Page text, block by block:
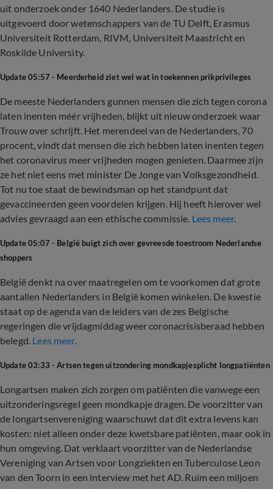
uit onderzoek onder 1640 Nederlanders. De studie is
uitgevoerd door wetenschappers van de TU Delft, Erasmus
Universiteit Rotterdam, RIVM, Universiteit Maastricht en
Roskilde University.
Update 05:57 - Meerderheid ziet wel wat in toekennen prikprivileges
De meeste Nederlanders gunnen mensen die zich tegen corona
laten inenten méér vrijheden, blijkt uit nieuw onderzoek waar
Trouw over schrijft. Het merendeel van de Nederlanders, 70
procent, vindt dat mensen die zich hebben laten inenten tegen
het coronavirus meer vrijheden mogen genieten. Daarmee zijn
ze het niet eens met minister De Jonge van Volksgezondheid.
Tot nu toe staat de bewindsman op het standpunt dat
gevaccineerden geen voordelen krijgen. Hij heeft hierover wel
advies gevraagd aan een ethische commissie. Lees meer.
Update 05:07 - België buigt zich over gevreesde toestroom Nederlandse
shoppers
België denkt na over maatregelen om te voorkomen dat grote
aantallen Nederlanders in België komen winkelen. De kwestie
staat op de agenda van de leiders van de zes Belgische
regeringen die vrijdagmiddag weer coronacrisisberaad hebben
belegd. Lees meer.
Update 03:33 - Artsen tegen uitzondering mondkapjesplicht longpatiënten
Longartsen maken zich zorgen om patiënten die vanwege een
uitzonderingsregel geen mondkapje dragen. De voorzitter van
de longartsenvereniging waarschuwt dat dit extra levens kan
kosten: niet alleen onder deze kwetsbare patiënten, maar ook in
hun omgeving. Dat verklaart voorzitter van de Nederlandse
Vereniging van Artsen voor Longziekten en Tuberculose Leon
van den Toorn in een interview met het AD. Ruim een miljoen